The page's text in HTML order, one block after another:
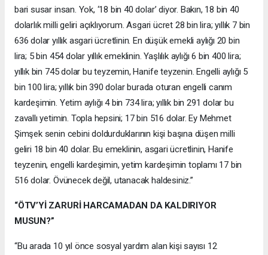
bari susar insan. Yok, ‘18 bin 40 dolar’ diyor. Bakın, 18 bin 40
dolarlık milli geliri açıklıyorum. Asgari ücret 28 bin lira; yıllık 7 bin
636 dolar yıllık asgari ücretlinin. En düşük emekli aylığı 20 bin
lira; 5 bin 454 dolar yıllık emeklinin. Yaşlılık aylığı 6 bin 400 lira;
yıllık bin 745 dolar bu teyzemin, Hanife teyzenin. Engelli aylığı 5
bin 100 lira; yıllık bin 390 dolar burada oturan engelli canım
kardeşimin. Yetim aylığı 4 bin 734 lira; yıllık bin 291 dolar bu
zavallı yetimin. Topla hepsini; 17 bin 516 dolar. Ey Mehmet
Şimşek senin cebini doldurduklarının kişi başına düşen milli
geliri 18 bin 40 dolar. Bu emeklinin, asgari ücretlinin, Hanife
teyzenin, engelli kardeşimin, yetim kardeşimin toplamı 17 bin
516 dolar. Övünecek değil, utanacak haldesiniz.”
“ÖTV’Yİ ZARURİ HARCAMADAN DA KALDIRIYOR
MUSUN?”
“Bu arada 10 yıl önce sosyal yardım alan kişi sayısı 12